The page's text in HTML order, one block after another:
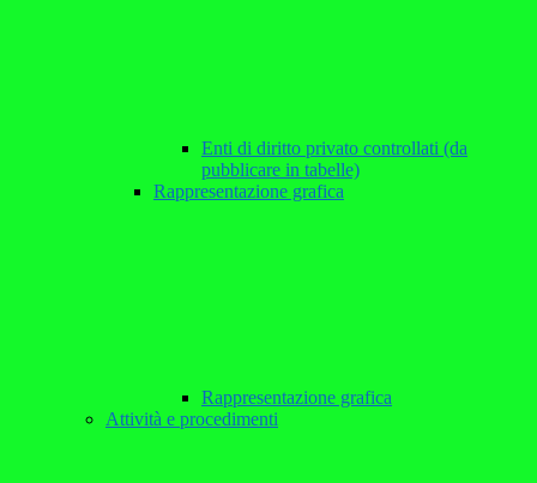
Enti di diritto privato controllati (da
pubblicare in tabelle)
Rappresentazione grafica
Rappresentazione grafica
Attività e procedimenti